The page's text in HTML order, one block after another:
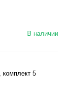
В наличии
комплект 5